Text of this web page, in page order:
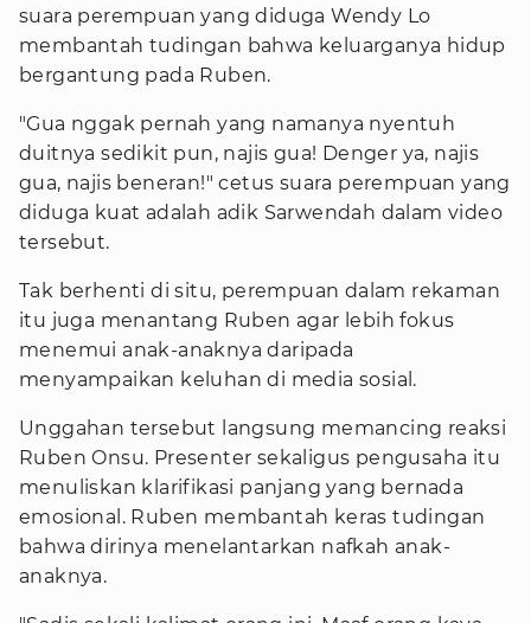
suara perempuan yang diduga Wendy Lo
membantah tudingan bahwa keluarganya hidup
bergantung pada Ruben.
"Gua nggak pernah yang namanya nyentuh
duitnya sedikit pun, najis gua! Denger ya, najis
gua, najis beneran!" cetus suara perempuan yang
diduga kuat adalah adik Sarwendah dalam video
tersebut.
Tak berhenti di situ, perempuan dalam rekaman
itu juga menantang Ruben agar lebih fokus
menemui anak-anaknya daripada
menyampaikan keluhan di media sosial.
Unggahan tersebut langsung memancing reaksi
Ruben Onsu. Presenter sekaligus pengusaha itu
menuliskan klarifikasi panjang yang bernada
emosional. Ruben membantah keras tudingan
bahwa dirinya menelantarkan nafkah anak-
anaknya.